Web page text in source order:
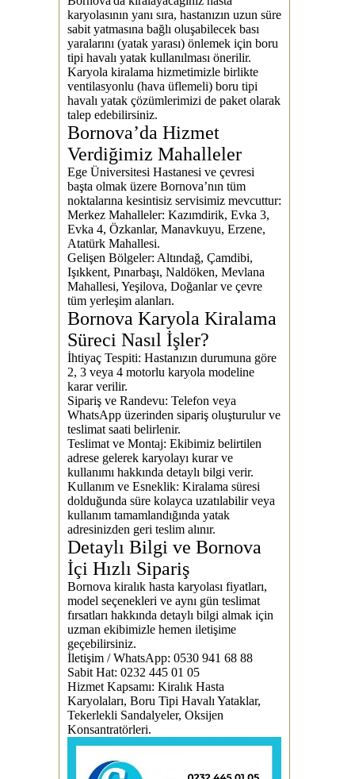
karyolasının yanı sıra, hastanızın uzun süre
sabit yatmasına bağlı oluşabilecek bası
yaralarını (yatak yarası) önlemek için boru
tipi havalı yatak kullanılması önerilir.
Karyola kiralama hizmetimizle birlikte
ventilasyonlu (hava üflemeli) boru tipi
havalı yatak çözümlerimizi de paket olarak
talep edebilirsiniz.
Bornova’da Hizmet
Verdiğimiz Mahalleler
Ege Üniversitesi Hastanesi ve çevresi
başta olmak üzere Bornova’nın tüm
noktalarına kesintisiz servisimiz mevcuttur:
Merkez Mahalleler: Kazımdirik, Evka 3,
Evka 4, Özkanlar, Manavkuyu, Erzene,
Atatürk Mahallesi.
Gelişen Bölgeler: Altındağ, Çamdibi,
Işıkkent, Pınarbaşı, Naldöken, Mevlana
Mahallesi, Yeşilova, Doğanlar ve çevre
tüm yerleşim alanları.
Bornova Karyola Kiralama
Süreci Nasıl İşler?
İhtiyaç Tespiti: Hastanızın durumuna göre
2, 3 veya 4 motorlu karyola modeline
karar verilir.
Sipariş ve Randevu: Telefon veya
WhatsApp üzerinden sipariş oluşturulur ve
teslimat saati belirlenir.
Teslimat ve Montaj: Ekibimiz belirtilen
adrese gelerek karyolayı kurar ve
kullanımı hakkında detaylı bilgi verir.
Kullanım ve Esneklik: Kiralama süresi
dolduğunda süre kolayca uzatılabilir veya
kullanım tamamlandığında yatak
adresinizden geri teslim alınır.
Detaylı Bilgi ve Bornova
İçi Hızlı Sipariş
Bornova kiralık hasta karyolası fiyatları,
model seçenekleri ve aynı gün teslimat
fırsatları hakkında detaylı bilgi almak için
uzman ekibimizle hemen iletişime
geçebilirsiniz.
İletişim / WhatsApp: 0530 941 68 88
Sabit Hat: 0232 445 01 05
Hizmet Kapsamı: Kiralık Hasta
Karyolaları, Boru Tipi Havalı Yataklar,
Tekerlekli Sandalyeler, Oksijen
Konsantratörleri.